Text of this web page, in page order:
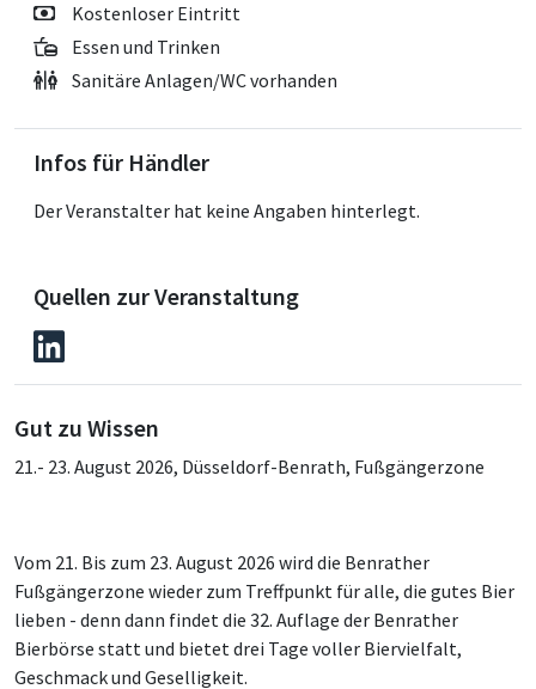
Kostenloser Eintritt
Essen und Trinken
Sanitäre Anlagen/WC vorhanden
Infos für Händler
Der Veranstalter hat keine Angaben hinterlegt.
Quellen zur Veranstaltung
Gut zu Wissen
21.- 23. August 2026, Düsseldorf-Benrath, Fußgängerzone
Vom 21. Bis zum 23. August 2026 wird die Benrather
Fußgängerzone wieder zum Treffpunkt für alle, die gutes Bier
lieben - denn dann findet die 32. Auflage der Benrather
Bierbörse statt und bietet drei Tage voller Biervielfalt,
Geschmack und Geselligkeit.